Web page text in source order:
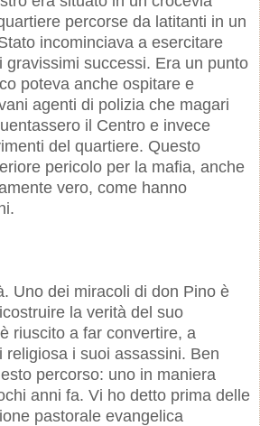
percorse da latitanti in un
incominciava a esercitare
gravissimi successi. Era un punto
poteva anche ospitare e
agenti di polizia che magari
il Centro e invece
del quartiere. Questo
pericolo per la mafia, anche
vero, come hanno
Uno dei miracoli di don Pino è
la verità del suo
riuscito a far convertire, a
religiosa i suoi assassini. Ben
percorso: uno in maniera
anni fa. Vi ho detto prima delle
pastorale evangelica